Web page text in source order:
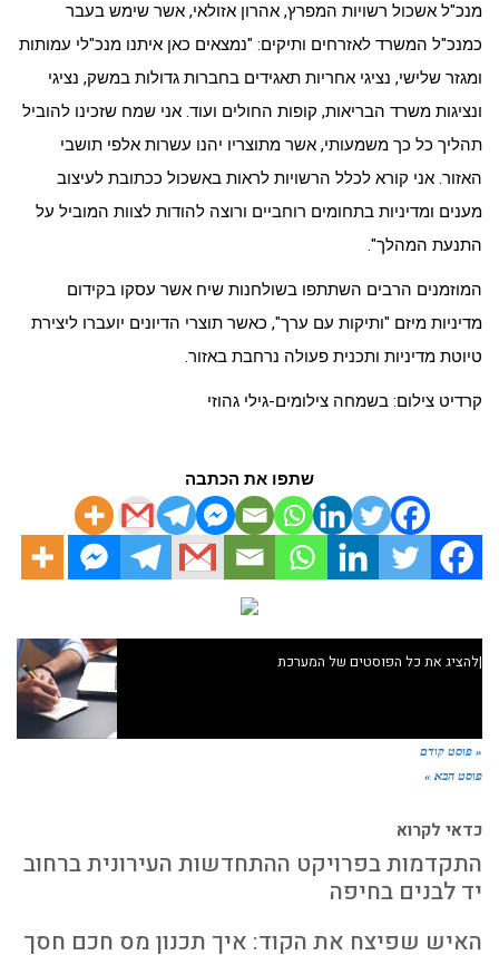
מנכ"ל אשכול רשויות המפרץ, אהרון אזולאי, אשר שימש בעבר
כמנכ"ל המשרד לאזרחים ותיקים: "נמצאים כאן איתנו מנכ"לי עמותות
ומגזר שלישי, נציגי אחריות תאגידים בחברות גדולות במשק, נציגי
ונציגות משרד הבריאות, קופות החולים ועוד. אני שמח שזכינו להוביל
תהליך כל כך משמעותי, אשר מתוצריו יהנו עשרות אלפי תושבי
האזור. אני קורא לכלל הרשויות לראות באשכול ככתובת לעיצוב
מענים ומדיניות בתחומים רוחביים ורוצה להודות לצוות המוביל על
התנעת המהלך".
המוזמנים הרבים השתתפו בשולחנות שיח אשר עסקו בקידום
מדיניות מיזם "ותיקות עם ערך", כאשר תוצרי הדיונים יועברו ליצירת
טיוטת מדיניות ותכנית פעולה נרחבת באזור.
קרדיט צילום: בשמחה צילומים-גילי גהוזי
שתפו את הכתבה
|להציג את כל הפוסטים של המערכת
« פוסט קודם
פוסט הבא »
כדאי לקרוא
התקדמות בפרויקט ההתחדשות העירונית ברחוב
יד לבנים בחיפה
האיש שפיצח את הקוד: איך תכנון מס חכם חסך